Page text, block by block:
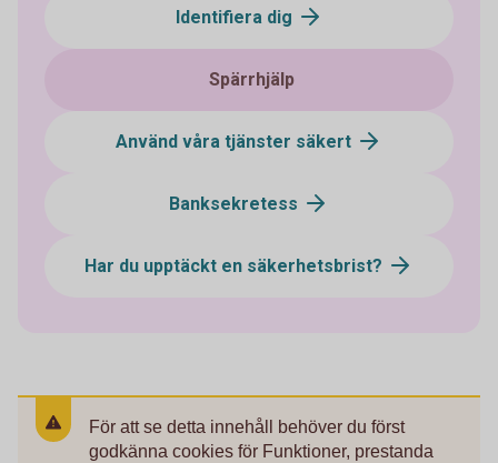
Identifiera dig
Spärrhjälp
Använd våra tjänster säkert
Banksekretess
Har du upptäckt en säkerhetsbrist?
För att se detta innehåll behöver du först
godkänna cookies för Funktioner, prestanda